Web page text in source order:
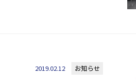
2019.02.12 お知らせ